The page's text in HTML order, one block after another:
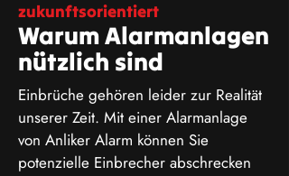
zukunftsorientiert
Warum Alarmanlagen
nützlich sind
Einbrüche gehören leider zur Realität
unserer Zeit. Mit einer Alarmanlage
von Anliker Alarm können Sie
potenzielle Einbrecher abschrecken